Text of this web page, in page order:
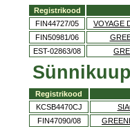
Registrikood
FIN44727/05
VOYAGE
FIN50981/06
EST-02863/08
Registrikood
KCSB4470CJ
FIN47090/08